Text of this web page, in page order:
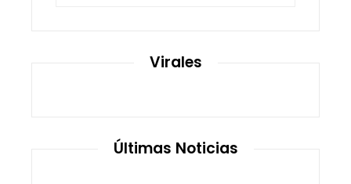
Virales
Últimas Noticias